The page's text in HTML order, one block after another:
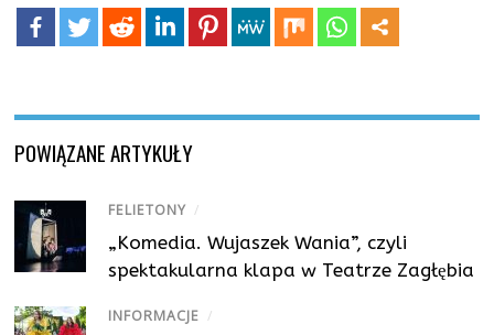
POWIĄZANE ARTYKUŁY
FELIETONY /
„Komedia. Wujaszek Wania”, czyli
spektakularna klapa w Teatrze Zagłębia
INFORMACJE /